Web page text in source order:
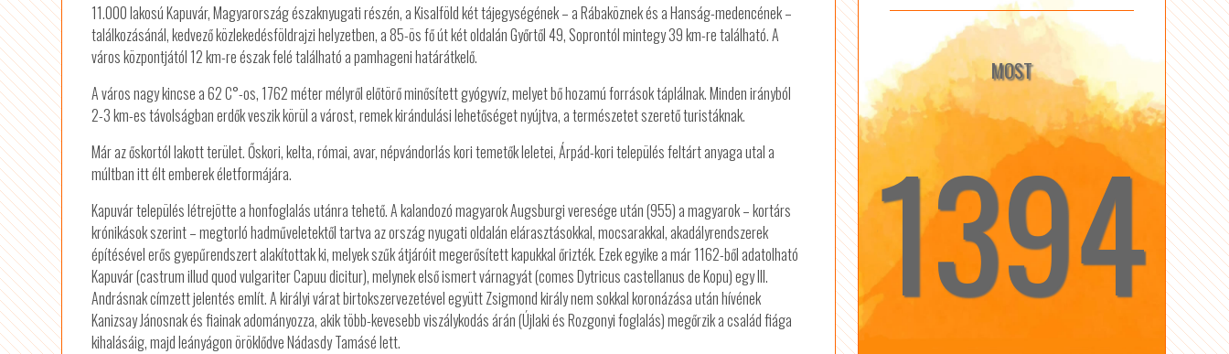
11.000 lakosú Kapuvár, Magyarország északnyugati részén, a Kisalföld két tájegységének – a Rábaköznek és a Hanság-medencének –
találkozásánál, kedvező közlekedésföldrajzi helyzetben, a 85-ös fő út két oldalán Győrtől 49, Soprontól mintegy 39 km-re található. A
város központjától 12 km-re észak felé található a pamhageni határátkelő.
A város nagy kincse a 62 C°-os, 1762 méter mélyről előtörő minősített gyógyvíz, melyet bő hozamú források táplálnak. Minden irányból
2-3 km-es távolságban erdők veszik körül a várost, remek kirándulási lehetőséget nyújtva, a természetet szerető turistáknak.
Már az őskortól lakott terület. Őskori, kelta, római, avar, népvándorlás kori temetők leletei, Árpád-kori település feltárt anyaga utal a
múltban itt élt emberek életformájára.
Kapuvár település létrejötte a honfoglalás utánra tehető. A kalandozó magyarok Augsburgi veresége után (955) a magyarok – kortárs
krónikások szerint – megtorló hadműveletektől tartva az ország nyugati oldalán elárasztásokkal, mocsarakkal, akadályrendszerek
építésével erős gyepűrendszert alakítottak ki, melyek szűk átjáróit megerősített kapukkal őrizték. Ezek egyike a már 1162-ből adatolható
Kapuvár (castrum illud quod vulgariter Capuu dicitur), melynek első ismert várnagyát (comes Dytricus castellanus de Kopu) egy III.
Andrásnak címzett jelentés említ. A királyi várat birtokszervezetével együtt Zsigmond király nem sokkal koronázása után hívének
Kanizsay Jánosnak és fiainak adományozza, akik több-kevesebb viszálykodás árán (Újlaki és Rozgonyi foglalás) megőrzik a család fiága
kihalásáig, majd leányágon öröklődve Nádasdy Tamásé lett.
MOST
☆ 1394 ☆